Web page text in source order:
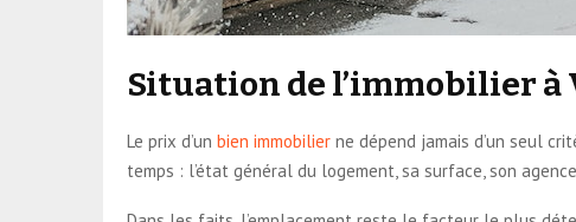
Situation de l’immobilier à
Le prix d’un bien immobilier ne dépend jamais d’un seul
temps : l’état général du logement, sa surface, son